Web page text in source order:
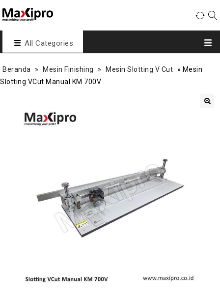
All Categories
Beranda » Mesin Finishing » Mesin Slotting V Cut » Mesin
Slotting VCut Manual KM 700V